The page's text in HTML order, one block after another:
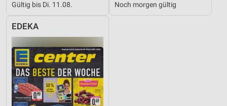
Gültig bis Di. 11.08. Noch morgen gültig
EDEKA